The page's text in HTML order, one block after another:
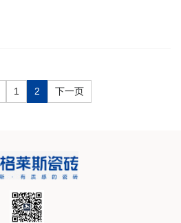
1 2 下一页